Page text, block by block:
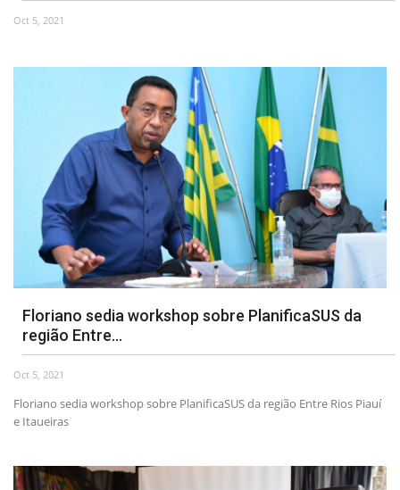
Webmail
Oct 5, 2021
Floriano sedia workshop sobre PlanificaSUS da
região Entre...
Oct 5, 2021
Floriano sedia workshop sobre PlanificaSUS da região Entre Rios Piauí
e Itaueiras